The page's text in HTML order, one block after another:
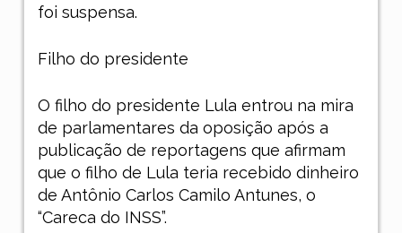
foi suspensa.
Filho do presidente
O filho do presidente Lula entrou na mira
de parlamentares da oposição após a
publicação de reportagens que afirmam
que o filho de Lula teria recebido dinheiro
de Antônio Carlos Camilo Antunes, o
“Careca do INSS”.